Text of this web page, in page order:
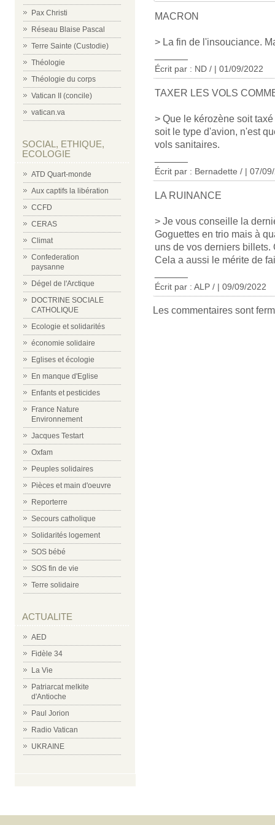
Pax Christi
Réseau Blaise Pascal
Terre Sainte (Custodie)
Théologie
Théologie du corps
Vatican II (concile)
vatican.va
SOCIAL, ETHIQUE,
ECOLOGIE
ATD Quart-monde
Aux captifs la libération
CCFD
CERAS
Climat
Confederation
paysanne
Dégel de l'Arctique
DOCTRINE SOCIALE
CATHOLIQUE
Ecologie et solidarités
économie solidaire
Eglises et écologie
En manque d'Eglise
Enfants et pesticides
France Nature
Environnement
Jacques Testart
Oxfam
Peuples solidaires
Pièces et main d'oeuvre
Reporterre
Secours catholique
Solidarités logement
SOS bébé
SOS fin de vie
Terre solidaire
ACTUALITE
AED
Fidèle 34
La Vie
Patriarcat melkite
d'Antioche
Paul Jorion
Radio Vatican
UKRAINE
MACRON
> La fin de l'insouciance.
Écrit par : ND / | 01/09/2022
TAXER LES VOLS
> Que le kérozène soit
soit le type d'avion, n'est
vols sanitaires.
Écrit par : Bernadette / | 07/
LA RUINANCE
> Je vous conseille la
Goguettes en trio mais à
uns de vos derniers billets.
Cela a aussi le mérite de
Écrit par : ALP / | 09/09/2022
Les commentaires sont